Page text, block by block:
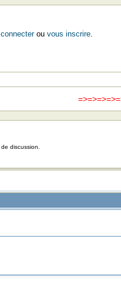
ou vous inscrire.
=>=>=>=>=>=>
discussion.